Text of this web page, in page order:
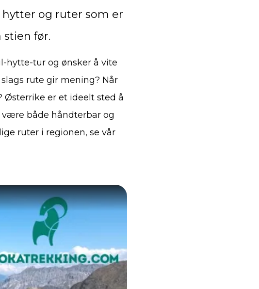
og ruter som er
før.
hytte-tur og ønsker å vite
rute gir mening? Når
Østerrike er et ideelt sted å
både håndterbar og
ruter i regionen, se vår